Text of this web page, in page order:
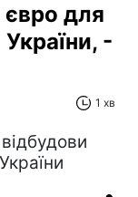
євро для
-
1 хв